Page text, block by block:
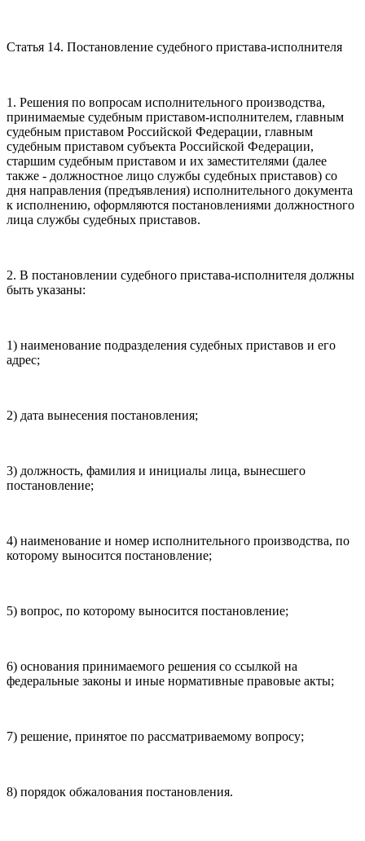
Статья 14. Постановление судебного пристава-исполнителя
1. Решения по вопросам исполнительного производства,
принимаемые судебным приставом-исполнителем, главным
судебным приставом Российской Федерации, главным
судебным приставом субъекта Российской Федерации,
старшим судебным приставом и их заместителями (далее
также - должностное лицо службы судебных приставов) со
дня направления (предъявления) исполнительного документа
к исполнению, оформляются постановлениями должностного
лица службы судебных приставов.
2. В постановлении судебного пристава-исполнителя должны
быть указаны:
1) наименование подразделения судебных приставов и его
адрес;
2) дата вынесения постановления;
3) должность, фамилия и инициалы лица, вынесшего
постановление;
4) наименование и номер исполнительного производства, по
которому выносится постановление;
5) вопрос, по которому выносится постановление;
6) основания принимаемого решения со ссылкой на
федеральные законы и иные нормативные правовые акты;
7) решение, принятое по рассматриваемому вопросу;
8) порядок обжалования постановления.